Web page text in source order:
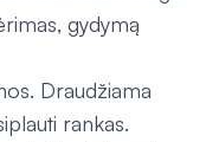
gydymą
Draudžiama
rankas.